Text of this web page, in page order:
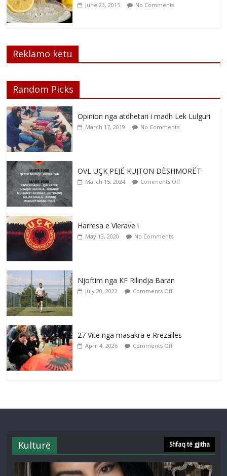
June 23, 2015 No Comments
Reklamo këtu
Random Picks
Opinion nga atdhetari i madh Lek Lulguri
March 17, 2019 No Comments
OVL UÇK PEJË KUJTON DËSHMORËT
March 15, 2024 Comments Off
Harresa e Vlerave !
May 13, 2020 No Comments
Njoftim nga KF Rilindja Baran
July 20, 2022 Comments Off
27 Vite nga masakra e Rrezallës
April 4, 2026 Comments Off
Kulturë Shfaq të gjitha